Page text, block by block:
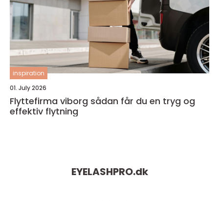
inspiration
01. July 2026
Flyttefirma viborg sådan får du en tryg og
effektiv flytning
EYELASHPRO.dk